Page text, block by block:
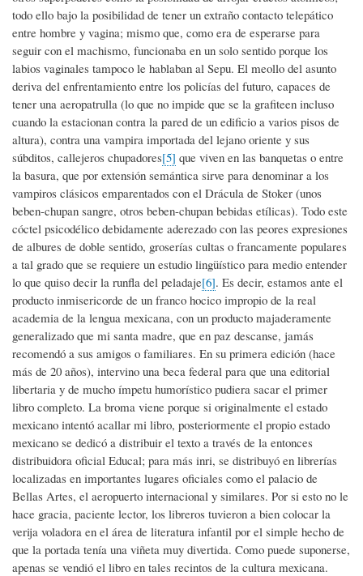
todo ello bajo la posibilidad de tener un extraño contacto telepático
entre hombre y vagina; mismo que, como era de esperarse para
seguir con el machismo, funcionaba en un solo sentido porque los
labios vaginales tampoco le hablaban al Sepu. El meollo del asunto
deriva del enfrentamiento entre los policías del futuro, capaces de
tener una aeropatrulla (lo que no impide que se la grafiteen incluso
cuando la estacionan contra la pared de un edificio a varios pisos de
altura), contra una vampira importada del lejano oriente y sus
súbditos, callejeros chupadores[5] que viven en las banquetas o entre
la basura, que por extensión semántica sirve para denominar a los
vampiros clásicos emparentados con el Drácula de Stoker (unos
beben-chupan sangre, otros beben-chupan bebidas etílicas). Todo este
cóctel psicodélico debidamente aderezado con las peores expresiones
de albures de doble sentido, groserías cultas o francamente populares
a tal grado que se requiere un estudio lingüístico para medio entender
lo que quiso decir la runfla del peladaje[6]. Es decir, estamos ante el
producto inmisericorde de un franco hocico impropio de la real
academia de la lengua mexicana, con un producto majaderamente
generalizado que mi santa madre, que en paz descanse, jamás
recomendó a sus amigos o familiares. En su primera edición (hace
más de 20 años), intervino una beca federal para que una editorial
libertaria y de mucho ímpetu humorístico pudiera sacar el primer
libro completo. La broma viene porque si originalmente el estado
mexicano intentó acallar mi libro, posteriormente el propio estado
mexicano se dedicó a distribuir el texto a través de la entonces
distribuidora oficial Educal; para más inri, se distribuyó en librerías
localizadas en importantes lugares oficiales como el palacio de
Bellas Artes, el aeropuerto internacional y similares. Por si esto no le
hace gracia, paciente lector, los libreros tuvieron a bien colocar la
verija voladora en el área de literatura infantil por el simple hecho de
que la portada tenía una viñeta muy divertida. Como puede suponerse,
apenas se vendió el libro en tales recintos de la cultura mexicana.